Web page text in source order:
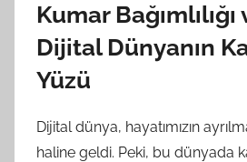
Kumar
Dijital Dünyanın
Yüzü
Dijital dünya, hayatımızın
haline geldi. Peki, bu dünyada